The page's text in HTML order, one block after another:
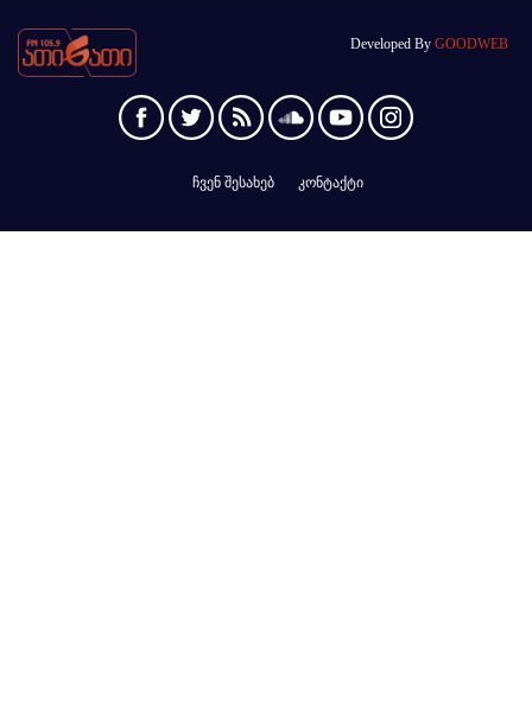
Developed By GOODWEB
ჩვენ შესახებ კონტაქტი